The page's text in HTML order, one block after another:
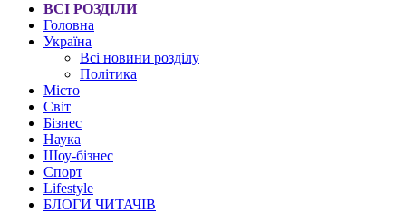
ВСІ РОЗДІЛИ
Головна
Україна
Всі новини розділу
Політика
Місто
Світ
Бізнес
Наука
Шоу-бізнес
Спорт
Lifestyle
БЛОГИ ЧИТАЧІВ